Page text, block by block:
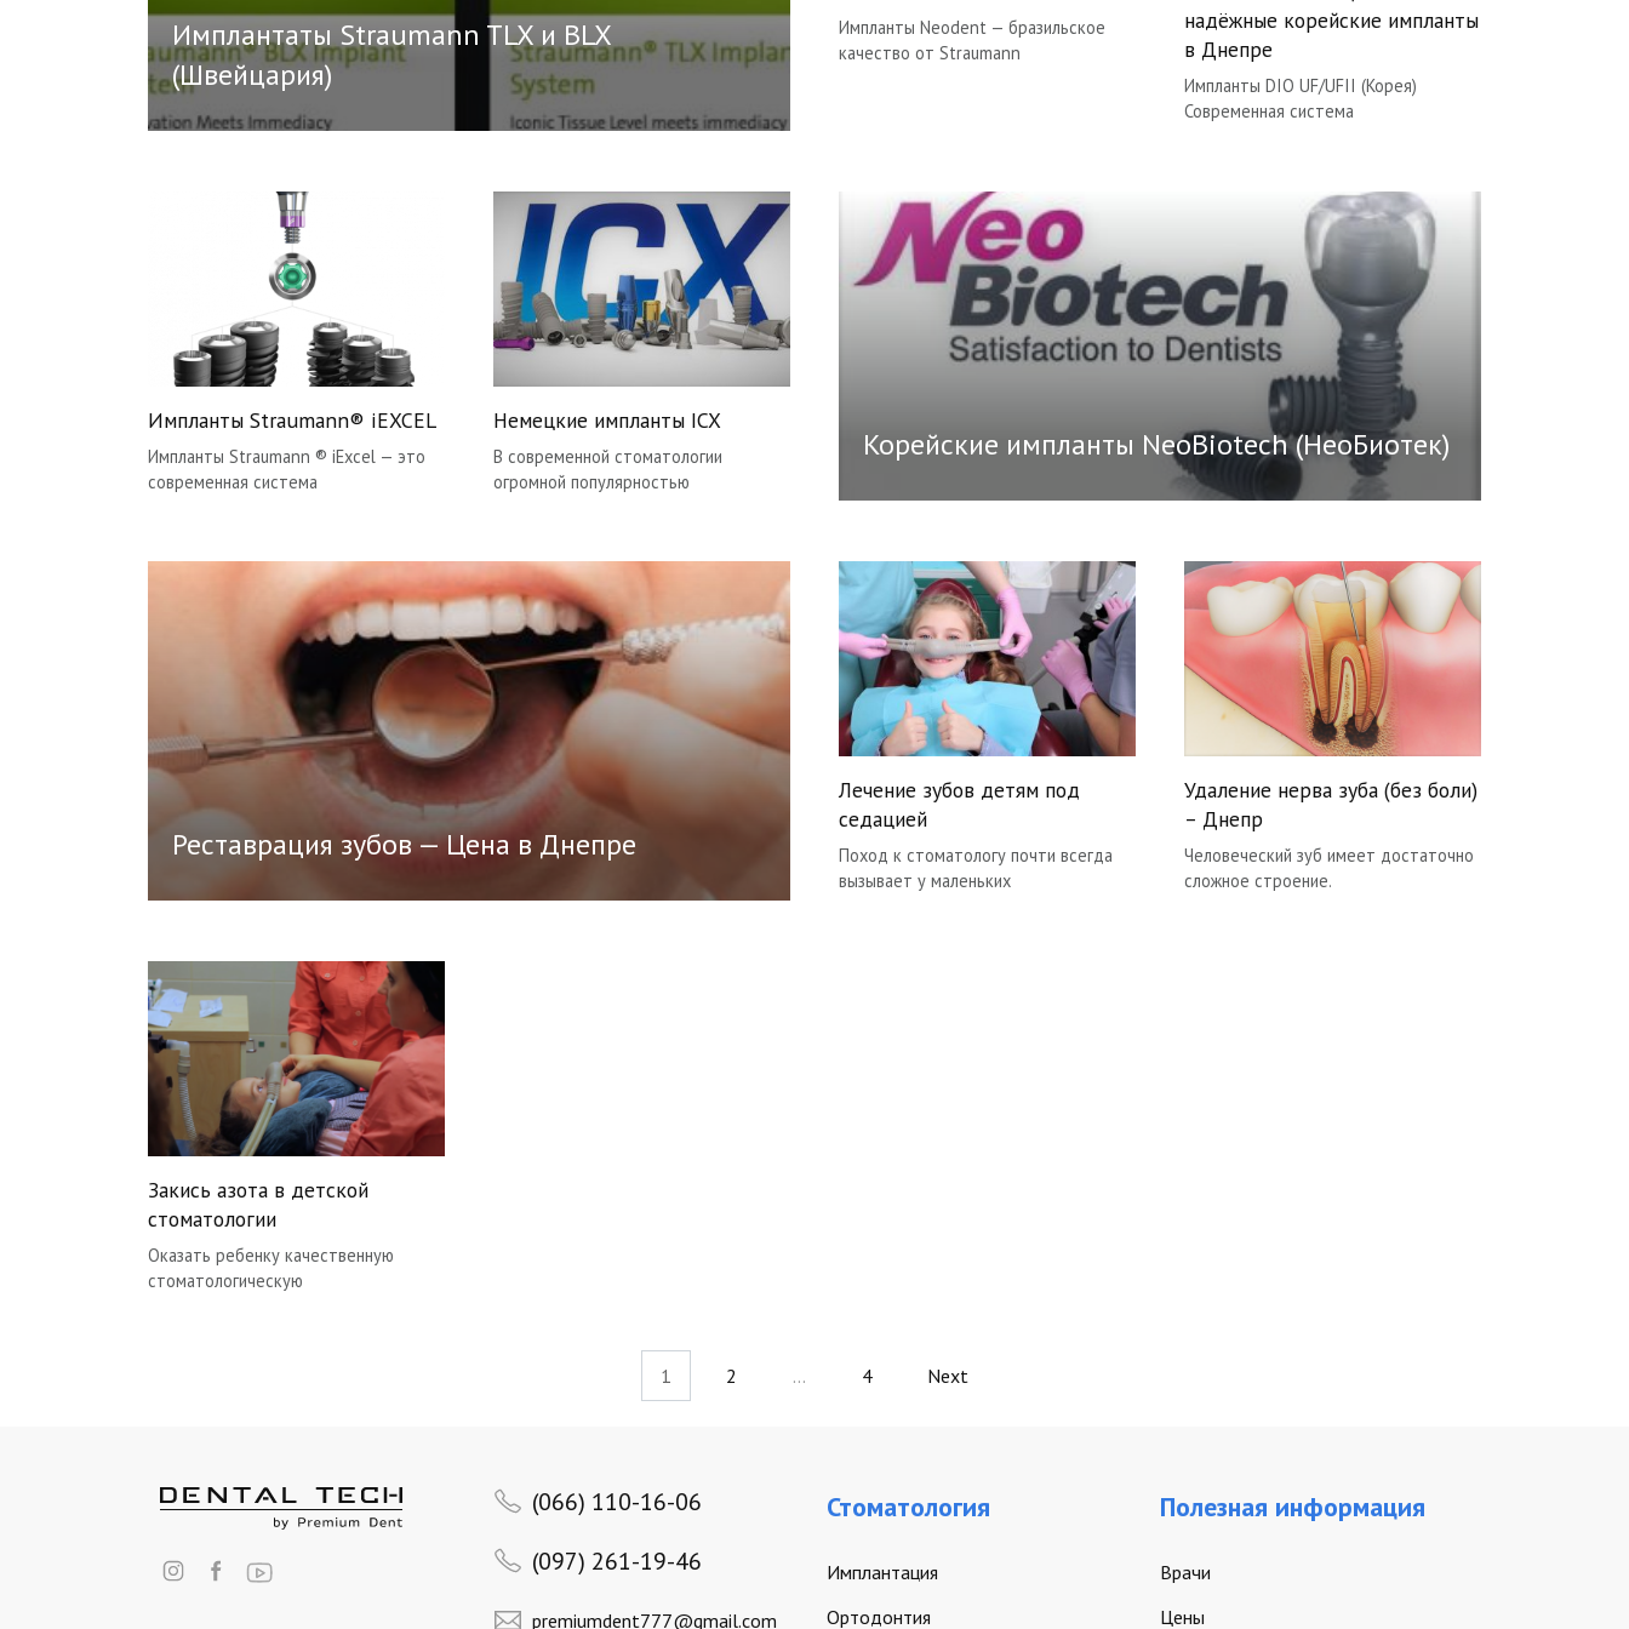
Имплантаты Straumann TLX и BLX
(Швейцария)
Импланты Neodent — бразильское
качество от Straumann
надёжные корейские импланты
в Днепре
Импланты DIO UF/UFII (Корея)
Современная система
Импланты Straumann® iEXCEL
Импланты Straumann ® iExcel — это
современная система
Немецкие импланты ICX
В современной стоматологии
огромной популярностью
Корейские импланты NeoBiotech (НеоБиотек)
Реставрация зубов — Цена в Днепре
Лечение зубов детям под
седацией
Поход к стоматологу почти всегда
вызывает у маленьких
Удаление нерва зуба (без боли)
– Днепр
Человеческий зуб имеет достаточно
сложное строение.
Закись азота в детской
стоматологии
Оказать ребенку качественную
стоматологическую
1 2 … 4 Next
(066) 110-16-06
(097) 261-19-46
premiumdent777@gmail.com
Стоматология
Имплантация
Ортодонтия
Полезная информация
Врачи
Цены